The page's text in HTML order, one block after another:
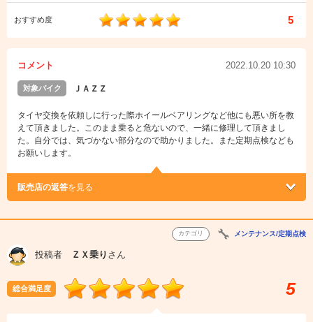
おすすめ度 5
コメント 2022.10.20 10:30
対象バイク ＪＡＺＺ
タイヤ交換を依頼しに行った際ホイールベアリングなど他にも悪い所を教
えて頂きました。このまま乗ると危ないので、一緒に修理して頂きまし
た。自分では、気づかない部分なので助かりました。また定期点検なども
お願いします。
販売店の返答を見る
カテゴリ メンテナンス/定期点検
投稿者 ＺＸ乗り さん
総合満足度 5